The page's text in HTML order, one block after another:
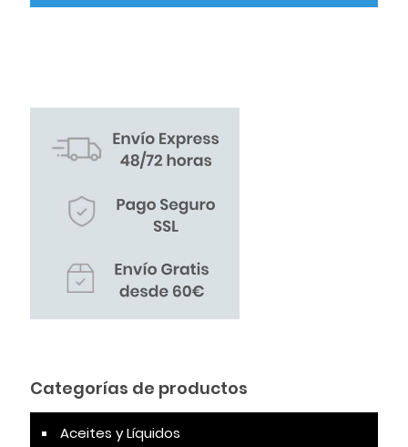
Categorías de productos
Aceites y Líquidos